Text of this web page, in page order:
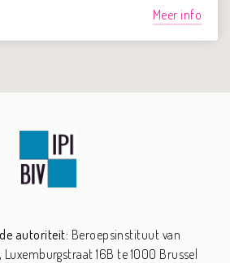
Meer info
autoriteit: Beroepsinstituut van
Luxemburgstraat 16B te 1000 Brussel